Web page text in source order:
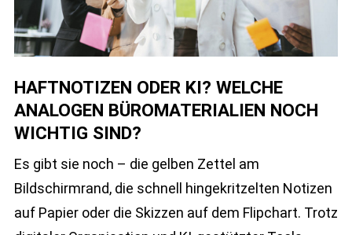
HAFTNOTIZEN ODER KI? WELCHE
ANALOGEN BÜROMATERIALIEN NOCH
WICHTIG SIND?
Es gibt sie noch – die gelben Zettel am
Bildschirmrand, die schnell hingekritzelten Notizen
auf Papier oder die Skizzen auf dem Flipchart. Trotz